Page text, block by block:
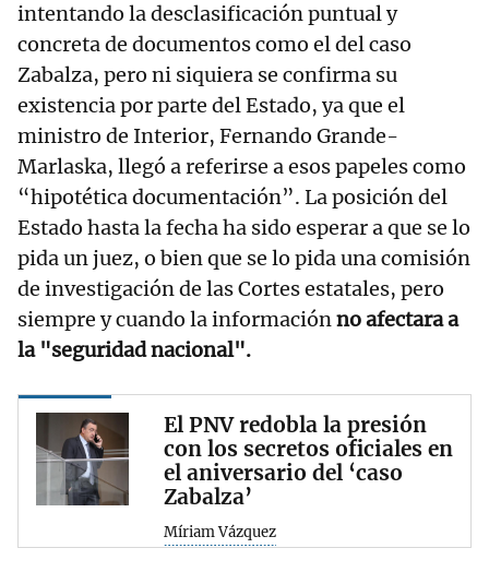
intentando la desclasificación puntual y
concreta de documentos como el del caso
Zabalza, pero ni siquiera se confirma su
existencia por parte del Estado, ya que el
ministro de Interior, Fernando Grande-
Marlaska, llegó a referirse a esos papeles como
“hipotética documentación”. La posición del
Estado hasta la fecha ha sido esperar a que se lo
pida un juez, o bien que se lo pida una comisión
de investigación de las Cortes estatales, pero
siempre y cuando la informaciónno afectara a
la "seguridad nacional".
El PNV redobla la presión
con los secretos oficiales en
el aniversario del ‘caso
Zabalza’
Míriam Vázquez